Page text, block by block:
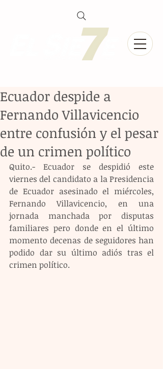
Ecuador despide a
Fernando Villavicencio
entre confusión y el pesar
de un crimen político
Quito.- Ecuador se despidió este
viernes del candidato a la Presidencia
de Ecuador asesinado el miércoles,
Fernando Villavicencio, en una
jornada manchada por disputas
familiares pero donde en el último
momento decenas de seguidores han
podido dar su último adiós tras el
crimen político.